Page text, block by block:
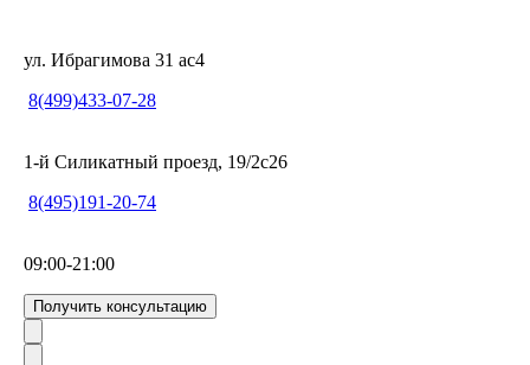
ул. Ибрагимова 31 ас4
8(499)433-07-28
1-й Силикатный проезд, 19/2с26
8(495)191-20-74
09:00-21:00
Получить консультацию